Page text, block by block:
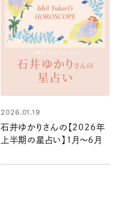
2026.01.19
石井ゆかりさんの【2026年
上半期の星占い】1月～6月